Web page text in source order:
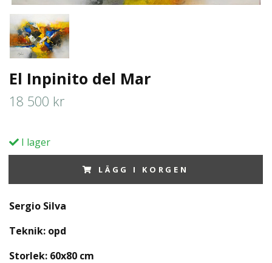
El Inpinito del Mar
18 500 kr
I lager
LÄGG I KORGEN
Sergio Silva
Teknik: opd
Storlek: 60x80 cm